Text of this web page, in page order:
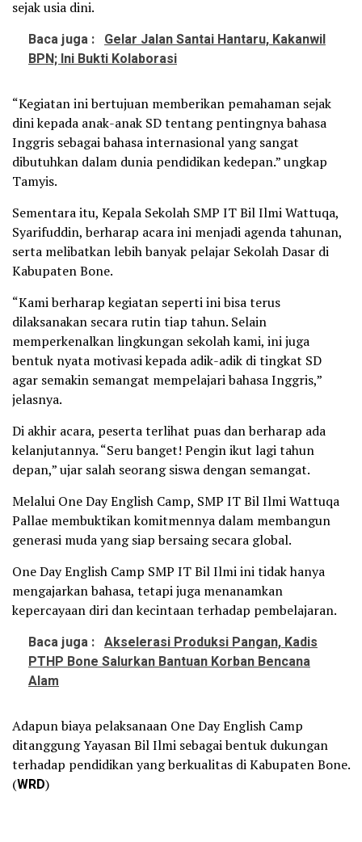
sejak usia dini.
Baca juga : Gelar Jalan Santai Hantaru, Kakanwil
BPN; Ini Bukti Kolaborasi
“Kegiatan ini bertujuan memberikan pemahaman sejak
dini kepada anak-anak SD tentang pentingnya bahasa
Inggris sebagai bahasa internasional yang sangat
dibutuhkan dalam dunia pendidikan kedepan.” ungkap
Tamyis.
Sementara itu, Kepala Sekolah SMP IT Bil Ilmi Wattuqa,
Syarifuddin, berharap acara ini menjadi agenda tahunan,
serta melibatkan lebih banyak pelajar Sekolah Dasar di
Kabupaten Bone.
“Kami berharap kegiatan seperti ini bisa terus
dilaksanakan secara rutin tiap tahun. Selain
memperkenalkan lingkungan sekolah kami, ini juga
bentuk nyata motivasi kepada adik-adik di tingkat SD
agar semakin semangat mempelajari bahasa Inggris,”
jelasnya.
Di akhir acara, peserta terlihat puas dan berharap ada
kelanjutannya. “Seru banget! Pengin ikut lagi tahun
depan,” ujar salah seorang siswa dengan semangat.
Melalui One Day English Camp, SMP IT Bil Ilmi Wattuqa
Pallae membuktikan komitmennya dalam membangun
generasi muda yang siap bersaing secara global.
One Day English Camp SMP IT Bil Ilmi ini tidak hanya
mengajarkan bahasa, tetapi juga menanamkan
kepercayaan diri dan kecintaan terhadap pembelajaran.
Baca juga : Akselerasi Produksi Pangan, Kadis
PTHP Bone Salurkan Bantuan Korban Bencana
Alam
Adapun biaya pelaksanaan One Day English Camp
ditanggung Yayasan Bil Ilmi sebagai bentuk dukungan
terhadap pendidikan yang berkualitas di Kabupaten Bone.
(WRD)